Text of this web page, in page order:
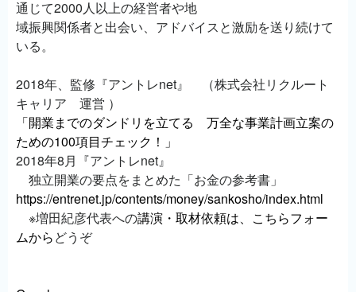
通じて2000人以上の経営者や地
域振興関係者と出会い、アドバイスと激励を送り続けて
いる。
2018年、監修『アントレnet』 （株式会社リクルート
キャリア 運営 ）
「開業までのダンドリを立てる 万全な事業計画立案の
ための100項目チェック！」
2018年8月『アントレnet』
独立開業の要点をまとめた「お金の参考書」
https://entrenet.jp/contents/money/sankosho/index.html
※増田紀彦代表への講演・取材依頼は、こちらフォー
ムからどうぞ